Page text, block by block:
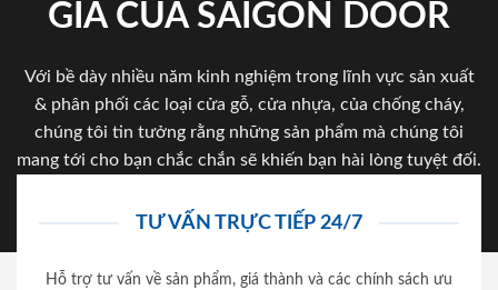
GIA CỦA SAIGON DOOR
Với bề dày nhiều năm kinh nghiệm trong lĩnh vực sản xuất
& phân phối các loại cửa gỗ, cửa nhựa, của chống cháy,
chúng tôi tin tưởng rằng những sản phẩm mà chúng tôi
mang tới cho bạn chắc chắn sẽ khiến bạn hài lòng tuyệt đối.
TƯ VẤN TRỰC TIẾP 24/7
Hỗ trợ tư vấn về sản phẩm, giá thành và các chính sách ưu